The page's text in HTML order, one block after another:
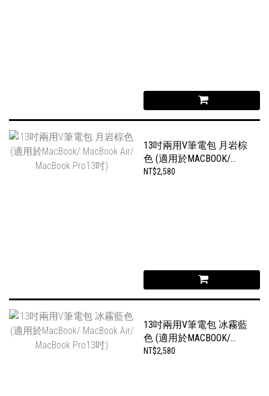
13吋兩用V筆電包 月岩棕
色 (適用於MACBOOK/
MACBOOK AIR/ MACBOOK
NT$2,580
13吋兩用V筆電包 冰霧藍
色 (適用於MACBOOK/
MACBOOK AIR/ MACBOOK
NT$2,580